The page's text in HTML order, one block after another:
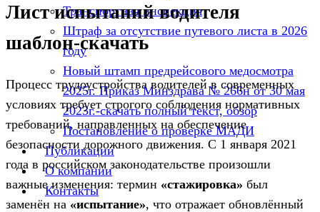
Транспортная инспекция
Штраф за отсутствие путевого листа в 2026
году
Новый штамп предрейсового медосмотра
2025г. Приказ Минздрава № 266н от 30 мая
2023г.-скачать полный текст, обзор
Постановление о проверке МАДИ
Публикации
О компании
Контакты
Лист испытаний водителя
шаблон-скачать
Процесс трудоустройства водителей в современных
условиях требует строгого соблюдения нормативных
требований, направленных на обеспечение
безопасности дорожного движения. С 1 января 2021
года в российском законодательстве произошли
важные изменения: термин «стажировка» был
заменён на «испытание», что отражает обновлённый